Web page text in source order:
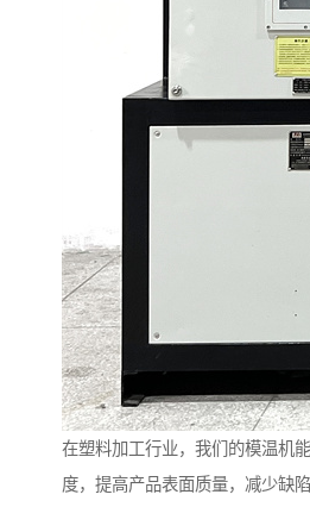
在塑料加工行业，我们的模温机
度，提高产品表面质量，减少缺